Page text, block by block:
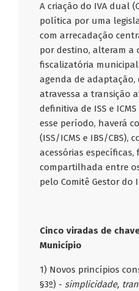
A criação do IVA dual
política por uma
com arrecadação
por destino, alteram a
fiscalizatória
agenda de adaptação,
atravessa a transição
definitiva de ISS e
esse período, haverá
(ISS/ICMS e IBS/CBS),
acessórias específicas,
compartilhada entre
pelo Comitê Gestor do
Cinco viradas de
Município
1) Novos princípios
§3º) -simplicidade,